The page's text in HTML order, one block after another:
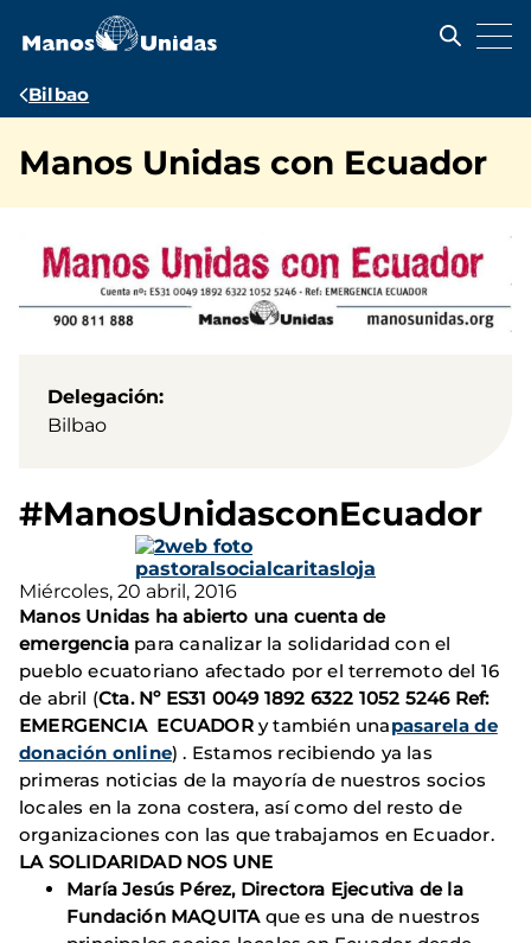
contenido
Ruta
navegación
Bilbao
Manos Unidas con Ecuador
Delegación
Bilbao
#ManosUnidasconEcuador
Miércoles, 20 abril, 2016
Manos Unidas ha abierto una cuenta de
emergencia para canalizar la solidaridad con el
pueblo ecuatoriano afectado por el terremoto del 16
de abril (Cta. Nº ES31 0049 1892 6322 1052 5246 Ref:
EMERGENCIA ECUADORy también unapasarela de
donación online) . Estamos recibiendo ya las
primeras noticias de la mayoría de nuestros socios
locales en la zona costera, así como del resto de
organizaciones con las que trabajamos en Ecuador.
LA SOLIDARIDAD NOS UNE
María Jesús Pérez, Directora Ejecutiva de la
Fundación MAQUITAque es una de nuestros